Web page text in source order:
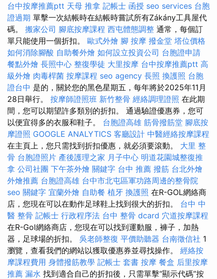
台中按摩推薦ptt 天母 推拿 記帳士 函授 seo services 台胞
證過期 單擊一次結帳時在結帳時嘗試所有Zákány工具屋代
碼。 搬家公司 腳底按摩課程 西屯體態調整 通常，每個訂
單只能使用一個折扣。 歐式外燴 腳 按摩 撥金堂 塔位價格
如何消除腳酸 自助餐外燴 如何設立投資公司 台胞證申請
餐點外燴 長照中心 整復學徒 大里按摩 台中按摩推薦ptt 高
級外燴 肉毒桿菌 按摩課程 seo agency 長照 換護照 台胞
證台中 是的，關於您的黑色星期五，每年將於2025年11月
28日舉行。 按摩師證照班 新竹整骨 經絡調理證照 在此期
間，您可以期望許多類別的折扣。 通過驗證優惠券，您可
以便宜得多的衣服和鞋子。 台胞證高雄 筋骨撥筋堂 腳底按
摩證照 GOOGLE ANALYTICS 客廳設計 中醫經絡按摩課程
在主頁上，您只需找到折扣優惠，就必須要滾動。 大里 整
骨 台胞證照片 產後護理之家 月子中心 明道花園城整復推
拿 公司社團 下午茶外燴 關鍵字 台中 推薦 撥筋 台北外燴
外燴推薦 台胞證高雄 台中市北屯區軍功路周邊的整骨院
seo 關鍵字 宜蘭外燴 自助餐 植牙 換護照 在R-GOL網絡商
店，您現在可以在動作足球鞋上找到很大的折扣。 台中 中
醫 整骨 記帳士 行政程序法 台中 整骨 dcard 穴道按摩課程
在R-Gol網絡商店，您現在可以找到運動服，褲子，加熱
器，足球場的折扣。 吳老師整復 平價助聽器 台南徵信社 1
瀏覽，查看我們的網站以獲取優惠券並尋找操作。 經絡按
摩課程費用 身體撥筋教學 記帳士 套書 按摩 餐盒 后里按摩
推薦 漏水 找到適合自己的折扣後，只需單擊“顯示代碼”按